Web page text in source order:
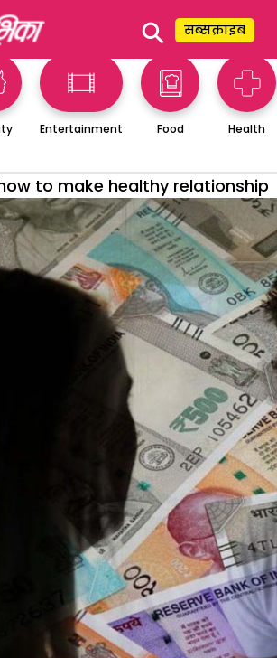
⚲ सब्सक्राइब
Entertainment Food Health
to make healthy relationship